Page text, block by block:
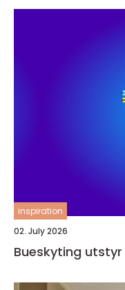
inspiration
02. July 2026
Bueskyting